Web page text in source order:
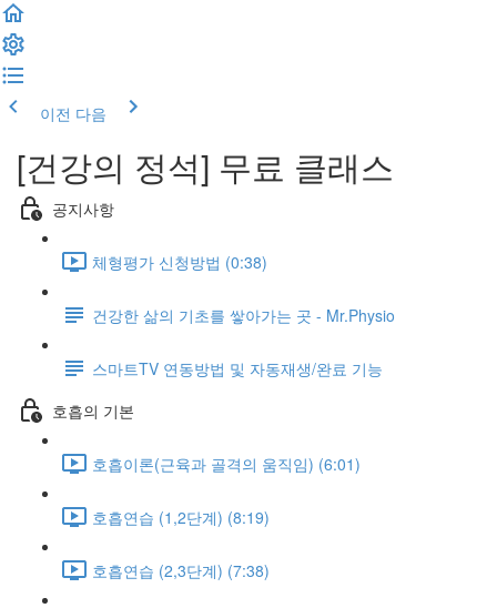
이전 다음
[건강의 정석] 무료 클래스
공지사항
체형평가 신청방법 (0:38)
건강한 삶의 기초를 쌓아가는 곳 - Mr.Physio
스마트TV 연동방법 및 자동재생/완료 기능
호흡의 기본
호흡이론(근육과 골격의 움직임) (6:01)
호흡연습 (1,2단계) (8:19)
호흡연습 (2,3단계) (7:38)